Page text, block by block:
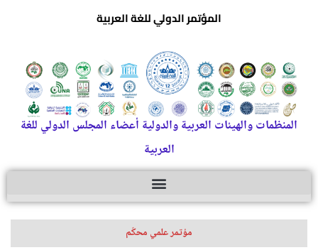
المؤتمر الدولي للغة العربية
المنظمات والهيئات العربية والدولية أعضاء المجلس الدولي للغة
العربية
مؤتمر علمي محكّم